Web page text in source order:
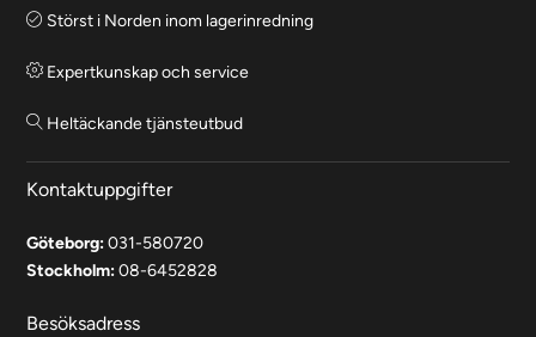
Störst i Norden inom lagerinredning
Expertkunskap och service
Heltäckande tjänsteutbud
Kontaktuppgifter
Göteborg:031-580720
Stockholm:08-6452828
Besöksadress